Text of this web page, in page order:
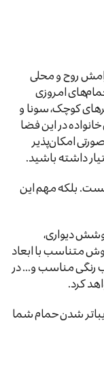
روح و محلی
امروزی
کوچک، سونا و
در این فضا
امکان‌پذیر
داشته باشید.
بلکه مهم این
دیواری،
متناسب با ابعاد
رنگی مناسب و... در
کرد.
شدن حمام شما